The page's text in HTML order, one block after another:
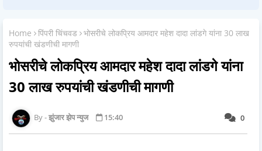
Home पिंपरी चिंचवड भोसरीचे लोकप्रिय आमदार महेश दादा लांडगे यांना 30 लाख
रुपयांची खंडणीची मागणी
भोसरीचे लोकप्रिय आमदार महेश दादा लांडगे यांना
30 लाख रुपयांची खंडणीची मागणी
0
झुंजार झेप न्युज 15:40